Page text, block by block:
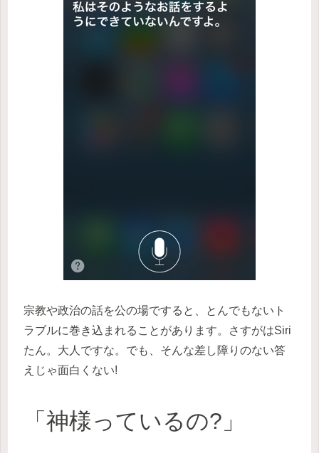
宗教や政治の話を公の場ですると、とんでもないト
ラブルに巻き込まれることがあります。さすがはSiri
たん。大人ですな。でも、そんな差し障りのない答
えじゃ面白くない!
「神様っているの?」